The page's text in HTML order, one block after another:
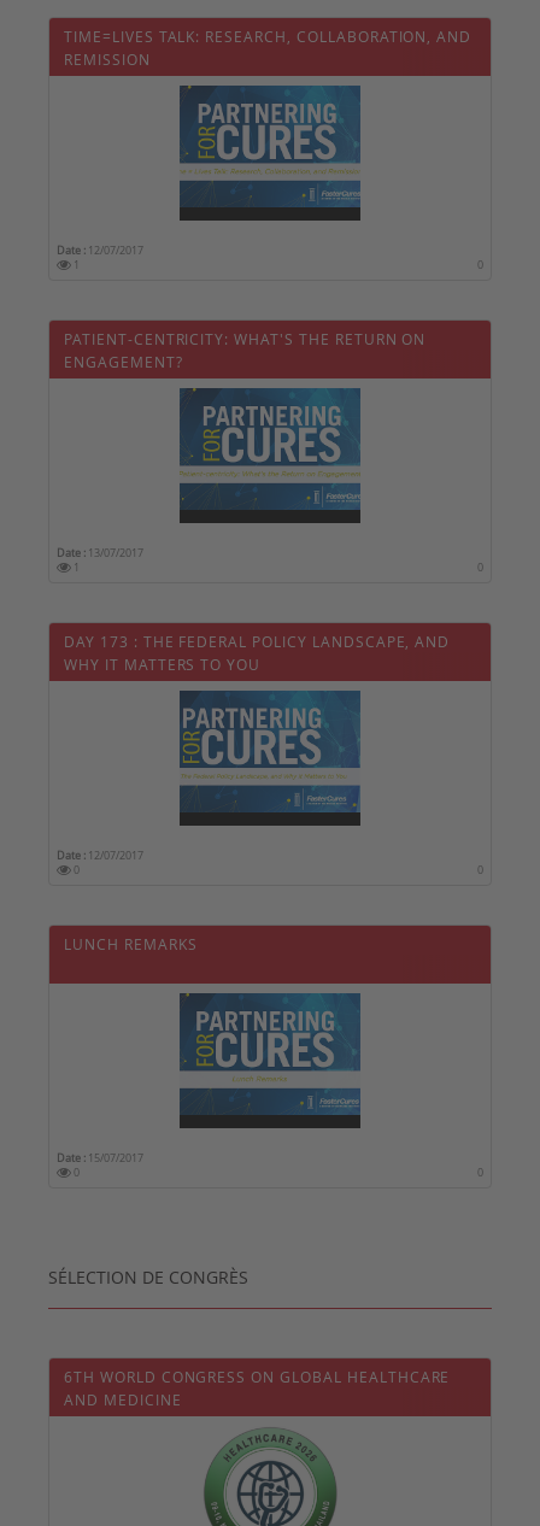
TIME=LIVES TALK: RESEARCH, COLLABORATION, AND
REMISSION
Date : 12/07/2017
1
0
PATIENT-CENTRICITY: WHAT'S THE RETURN ON
ENGAGEMENT?
Date : 13/07/2017
1
0
DAY 173 : THE FEDERAL POLICY LANDSCAPE, AND
WHY IT MATTERS TO YOU
Date : 12/07/2017
0
0
LUNCH REMARKS
Date : 15/07/2017
0
0
SÉLECTION DE CONGRÈS
6TH WORLD CONGRESS ON GLOBAL HEALTHCARE
AND MEDICINE